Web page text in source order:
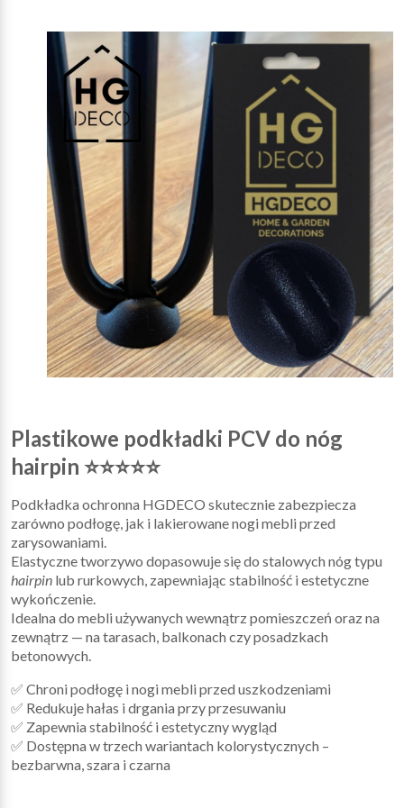
Plastikowe podkładki PCV do nóg
hairpin ⭐⭐⭐⭐⭐
Podkładka ochronna HGDECO skutecznie zabezpiecza
zarówno podłogę, jak i lakierowane nogi mebli przed
zarysowaniami.
Elastyczne tworzywo dopasowuje się do stalowych nóg typu
hairpin lub rurkowych, zapewniając stabilność i estetyczne
wykończenie.
Idealna do mebli używanych wewnątrz pomieszczeń oraz na
zewnątrz — na tarasach, balkonach czy posadzkach
betonowych.
✅ Chroni podłogę i nogi mebli przed uszkodzeniami
✅ Redukuje hałas i drgania przy przesuwaniu
✅ Zapewnia stabilność i estetyczny wygląd
✅ Dostępna w trzech wariantach kolorystycznych –
bezbarwna, szara i czarna